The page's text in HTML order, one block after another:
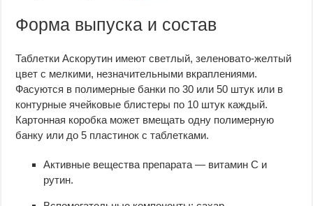
Форма выпуска и состав
Таблетки Аскорутин имеют светлый, зеленовато-желтый
цвет с мелкими, незначительными вкраплениями.
Фасуются в полимерные банки по 30 или 50 штук или в
контурные ячейковые блистеры по 10 штук каждый.
Картонная коробка может вмещать одну полимерную
банку или до 5 пластинок с таблетками.
Активные вещества препарата — витамин C и
рутин.